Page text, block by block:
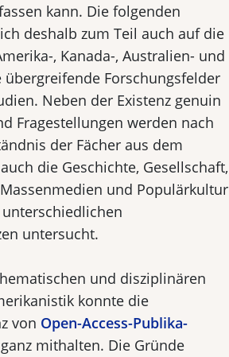
kann. Die folgenden
deshalb zum Teil auch auf die
, Kanada-, Australien- und
Forschungs­felder
Neben der Existenz genuin
Fragestellungen werden nach
der Fächer aus dem
die Geschichte, Gesellschaft,
und Populärkultur
untersucht.
und disziplinären
konnte die
von Open-Access-Publika­
mithalten. Die Gründe